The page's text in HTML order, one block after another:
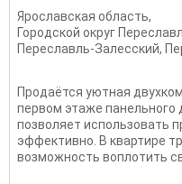
Ярославская область,
Городской округ
Переславль-Залесский,
Продаётся уютная
первом этаже
позволяет использовать
эффективно. В квартире
возможность воплотить